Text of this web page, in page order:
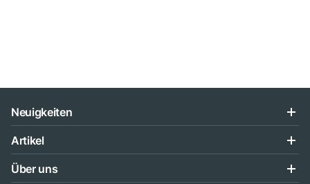
Neuigkeiten
Artikel
Über uns